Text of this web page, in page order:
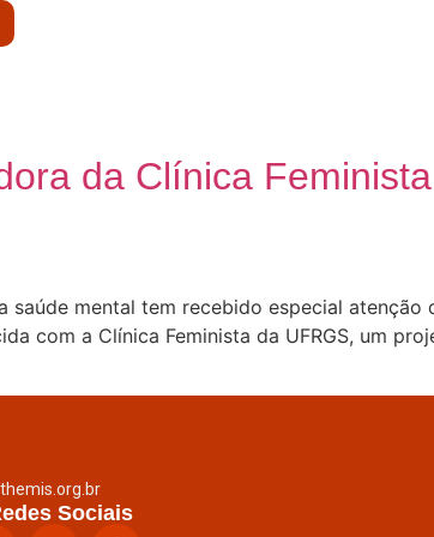
da Clínica
saúde mental tem recebido especial atenção
com a Clínica Feminista da UFRGS, um
Sociais